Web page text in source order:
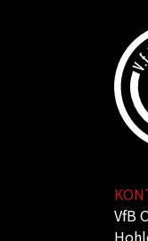
VfB